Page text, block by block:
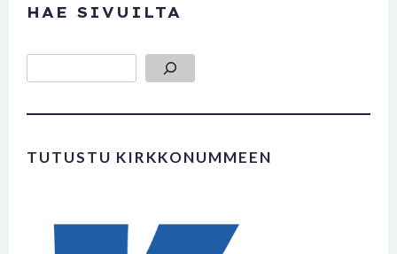
HAE SIVUILTA
TUTUSTU KIRKKONUMMEEN